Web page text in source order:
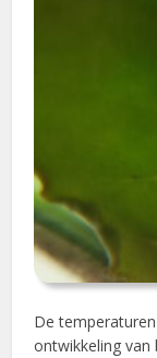
De
ontwikkeling van